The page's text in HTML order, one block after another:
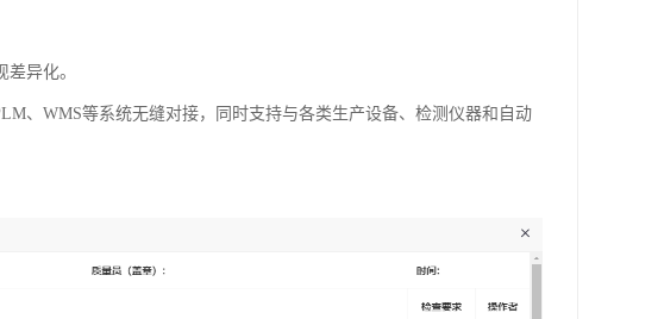
异化。
、WMS等系统无缝对接，同时支持与各类生产设备、检测仪器和自动